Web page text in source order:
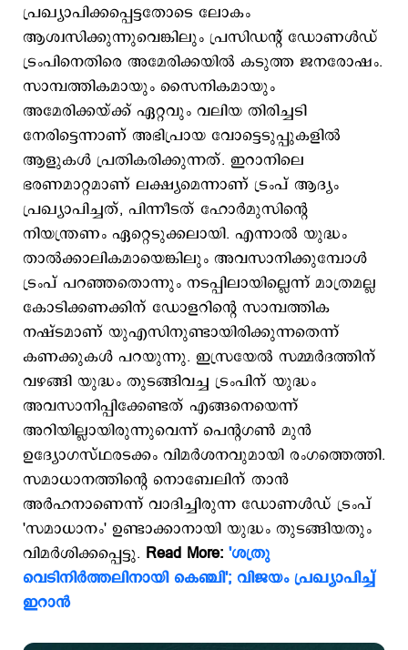
പ്രഖ്യാപിക്കപ്പെട്ടതോടെ ലോകം
ആശ്വസിക്കുന്നുവെങ്കിലും പ്രസിഡന്‍റ് ഡോണള്‍ഡ്
ട്രംപിനെതിരെ അമേരിക്കയില്‍ കടുത്ത ജനരോഷം.
സാമ്പത്തികമായും സൈനികമായും
അമേരിക്കയ്ക്ക് ഏറ്റവും വലിയ തിരിച്ചടി
നേരിട്ടെന്നാണ് അഭിപ്രായ വോട്ടെടുപ്പുകളില്‍
ആളുകള്‍ പ്രതികരിക്കുന്നത്. ഇറാനിലെ
ഭരണമാറ്റമാണ് ലക്ഷ്യമെന്നാണ് ട്രംപ് ആദ്യം
പ്രഖ്യാപിച്ചത്, പിന്നീടത് ഹോര്‍മുസിന്‍റെ
നിയന്ത്രണം ഏറ്റെടുക്കലായി. എന്നാല്‍ യുദ്ധം
താല്‍ക്കാലികമായെങ്കിലും അവസാനിക്കുമ്പോള്‍
ട്രംപ് പറഞ്ഞതൊന്നും നടപ്പിലായില്ലെന്ന് മാത്രമല്ല
കോടിക്കണക്കിന് ഡോളറിന്‍റെ സാമ്പത്തിക
നഷ്ടമാണ് യുഎസിനുണ്ടായിരിക്കുന്നതെന്ന്
കണക്കുകള്‍ പറയുന്നു. ഇസ്രയേല്‍ സമ്മര്‍ദത്തിന്
വഴങ്ങി യുദ്ധം തുടങ്ങിവച്ച ട്രംപിന് യുദ്ധം
അവസാനിപ്പിക്കേണ്ടത് എങ്ങനെയെന്ന്
അറിയില്ലായിരുന്നുവെന്ന് പെന്‍റഗണ്‍ മുന്‍
ഉദ്യോഗസ്ഥരടക്കം വിമര്‍ശനവുമായി രംഗത്തെത്തി.
സമാധാനത്തിന്‍റെ നൊബേലിന് താന്‍
അര്‍ഹനാണെന്ന് വാദിച്ചിരുന്ന ഡോണള്‍ഡ് ട്രംപ്
'സമാധാനം' ഉണ്ടാക്കാനായി യുദ്ധം തുടങ്ങിയതും
വിമര്‍ശിക്കപ്പെട്ടു. Read More: 'ശത്രു
വെടിനിര്‍ത്തലിനായി കെഞ്ചി'; വിജയം പ്രഖ്യാപിച്ച്
ഇറാന്‍